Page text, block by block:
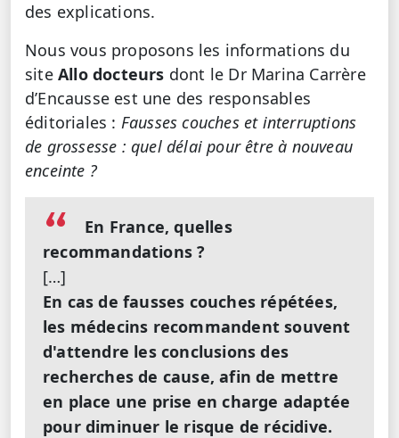
des explications.
Nous vous proposons les informations du
site Allo docteurs dont le Dr Marina Carrère
d’Encausse est une des responsables
éditoriales : Fausses couches et interruptions
de grossesse : quel délai pour être à nouveau
enceinte ?
En France, quelles
recommandations ?
[…]
En cas de fausses couches répétées,
les médecins recommandent souvent
d'attendre les conclusions des
recherches de cause, afin de mettre
en place une prise en charge adaptée
pour diminuer le risque de récidive.